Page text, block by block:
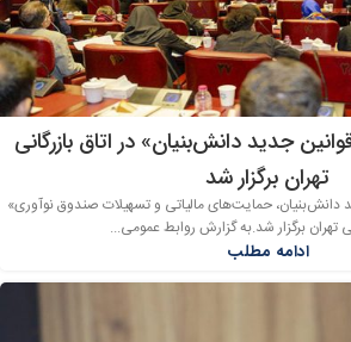
جدید دانش‌بنیان» در اتاق بازرگانی
تهران برگزار شد
حمایت‌های مالیاتی و تسهیلات صندوق نوآوری»
تهران برگزار شد.به گزارش روابط عمومی...
ادامه مطلب